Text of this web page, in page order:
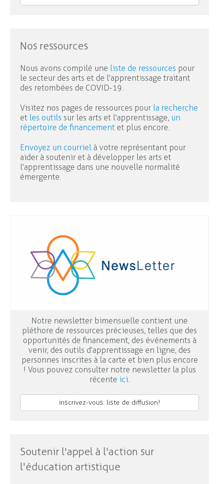
Nos ressources
Nous avons compilé une liste de ressources pour
le secteur des arts et de l'apprentissage traitant
des retombées de COVID-19.
Visitez nos pages de ressources pour la recherche
et les outils sur les arts et l'apprentissage, un
répertoire de financement et plus encore.
Envoyez un courriel à votre représentant pour
aider à soutenir et à développer les arts et
l'apprentissage dans une nouvelle normalité
émergente.
Notre newsletter bimensuelle contient une
pléthore de ressources précieuses, telles que des
opportunités de financement, des événements à
venir, des outils d'apprentissage en ligne, des
personnes inscrites à la carte et bien plus encore
! Vous pouvez consulter notre newsletter la plus
récente ici
inscrivez-vous: liste de diffusion!
Soutenir l'appel à l'action sur
l'éducation artistique